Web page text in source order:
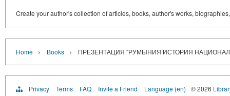
Create your author's collection of articles, books, author's works,
Home › Books › ПРЕЗЕНТАЦИЯ "РУМЫНИЯ ИСТОРИЯ
Privacy Terms FAQ Invite a Friend Language (en) © 2026